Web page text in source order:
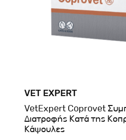
VET EXPERT
VetExpert Coprovet
Διατροφής Κατά της
Κάψουλες